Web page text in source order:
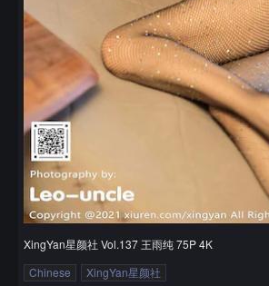
XingYan星颜社 Vol.137 王雨纯 75P 4K
Chinese
XingYan星颜社